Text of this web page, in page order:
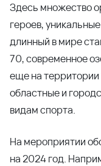
Здесь множество
героев,
длинный в мире
70, современное
еще на
областные и
видам спорта.
На мероприятии
на 2024 год.